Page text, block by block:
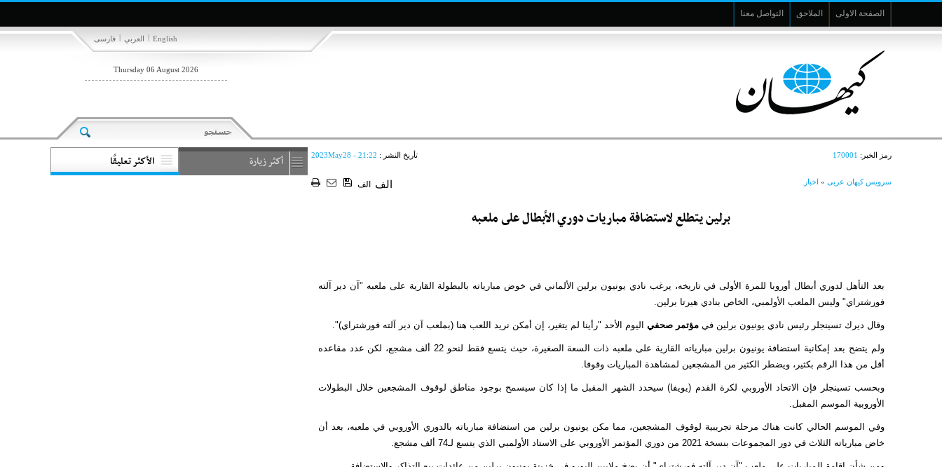
الصفحة الاولى الملاحق التواصل معنا
فارسی | العربي | English
Thursday 06 August 2026
رمز الخبر: 170001 تأريخ النشر : 2023May28 - 21:22
سرویس کیهان عربی » اخبار الف الف
برلين يتطلع لاستضافة مباريات دوري الأبطال على ملعبه
بعد التأهل لدوري أبطال أوروبا للمرة الأولى في تاريخه، يرغب نادي يونيون برلين الألماني في خوض مبارياته بالبطولة القارية على ملعبه "آن دير آلته
فورشتراي" وليس الملعب الأولمبي، الخاص بنادي هيرتا برلين.
وقال ديرك تسينجلر رئيس نادي يونيون برلين في مؤتمر صحفي اليوم الأحد "رأينا لم يتغير، إن أمكن نريد اللعب هنا (بملعب آن دير آلته فورشتراي)".
ولم يتضح بعد إمكانية استضافة يونيون برلين مبارياته القارية على ملعبه ذات السعة الصغيرة، حيث يتسع فقط لنحو 22 ألف مشجع، لكن عدد مقاعده
أقل من هذا الرقم بكثير، ويضطر الكثير من المشجعين لمشاهدة المباريات وقوفا.
وبحسب تسينجلر فإن الاتحاد الأوروبي لكرة القدم (يويفا) سيحدد الشهر المقبل ما إذا كان سيسمح بوجود مناطق لوقوف المشجعين خلال البطولات
الأوروبية الموسم المقبل.
وفي الموسم الحالي كانت هناك مرحلة تجريبية لوقوف المشجعين، مما مكن يونيون برلين من استضافة مبارياته بالدوري الأوروبي في ملعبه، بعد أن
خاض مبارياته الثلاث في دور المجموعات بنسخة 2021 من دوري المؤتمر الأوروبي على الاستاد الأولمبي الذي يتسع لـ74 ألف مشجع.
أكثر زيارة الأكثر تعليقًا